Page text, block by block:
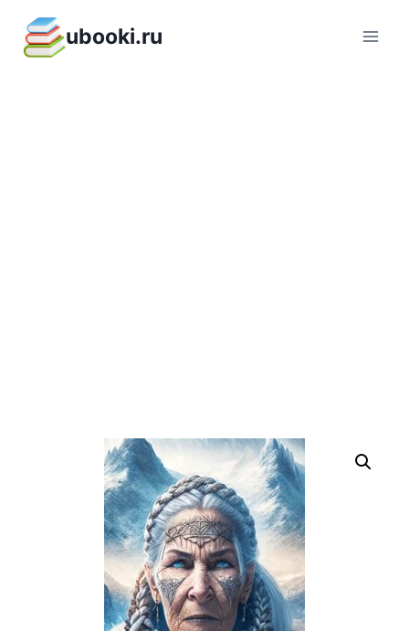
содержимому
ubooki.ru